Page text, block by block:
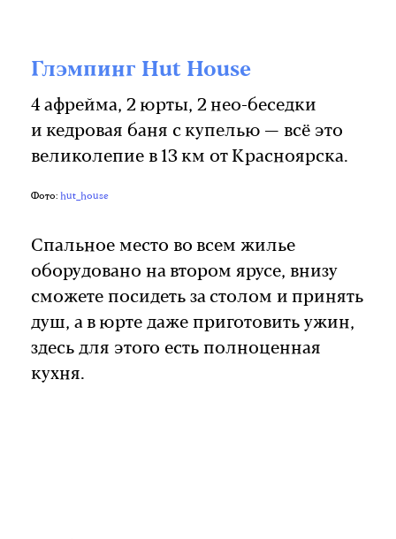
Глэмпинг Hut House
4 афрейма, 2 юрты, 2 нео-беседки
и кедровая баня с купелью — всё это
великолепие в 13 км от Красноярска.
Фото: hut_house
Спальное место во всем жилье
оборудовано на втором ярусе, внизу
сможете посидеть за столом и принять
душ, а в юрте даже приготовить ужин,
здесь для этого есть полноценная
кухня.